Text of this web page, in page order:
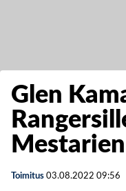
Glen
Toimitus 03.08.2022 09:56